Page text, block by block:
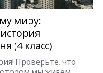
миру:
(4 класс)
Проверьте, что